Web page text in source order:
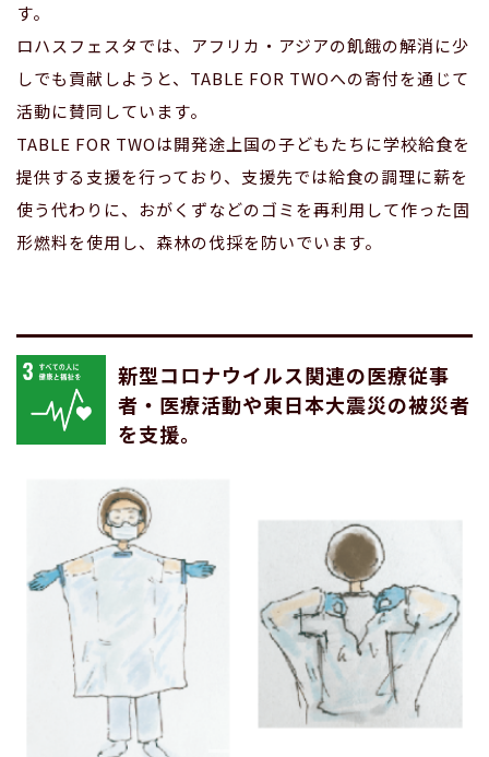
す。
ロハスフェスタでは、アフリカ・アジアの飢餓の解消に少
しでも貢献しようと、TABLE FOR TWOへの寄付を通じて
活動に賛同しています。
TABLE FOR TWOは開発途上国の子どもたちに学校給食を
提供する支援を行っており、支援先では給食の調理に薪を
使う代わりに、おがくずなどのゴミを再利用して作った固
形燃料を使用し、森林の伐採を防いでいます。
新型コロナウイルス関連の医療従事
者・医療活動や東日本大震災の被災者
を支援。